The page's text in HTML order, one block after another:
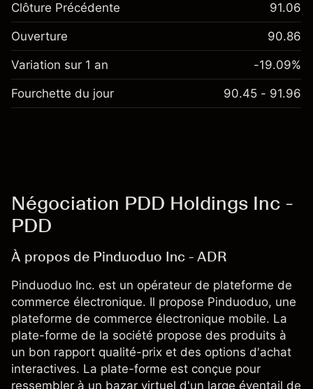
Clôture Précédente 91.06
Ouverture 90.86
Variation sur 1 an -19.09%
Fourchette du jour 90.45 - 91.96
Négociation PDD Holdings Inc -
PDD
À propos de Pinduoduo Inc - ADR
Pinduoduo Inc. est un opérateur de plateforme de
commerce électronique. Il propose Pinduoduo, une
plateforme de commerce électronique mobile. La
plate-forme de la société propose des produits à
un bon rapport qualité-prix et des options d'achat
interactives. La plate-forme est conçue pour
ressembler à un bazar virtuel d'un large éventail de